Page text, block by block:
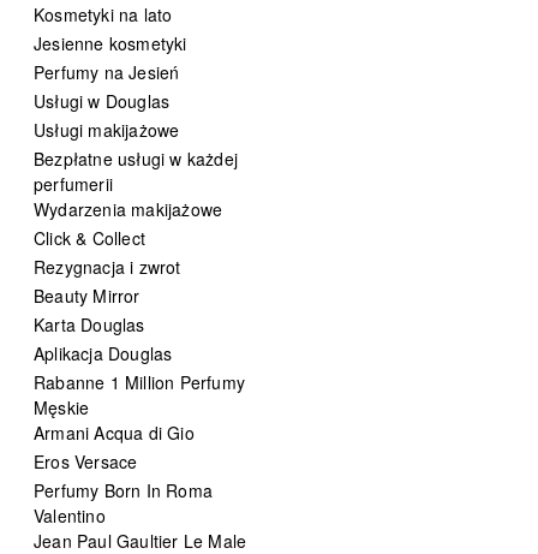
Kosmetyki na lato
Jesienne kosmetyki
Perfumy na Jesień
Usługi w Douglas
Usługi makijażowe
Bezpłatne usługi w każdej
perfumerii
Wydarzenia makijażowe
Click & Collect
Rezygnacja i zwrot
Beauty Mirror
Karta Douglas
Aplikacja Douglas
Rabanne 1 Million Perfumy
Męskie
Armani Acqua di Gio
Eros Versace
Perfumy Born In Roma
Valentino
Jean Paul Gaultier Le Male